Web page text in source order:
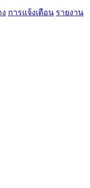
การแจ้งเตือน รายงาน